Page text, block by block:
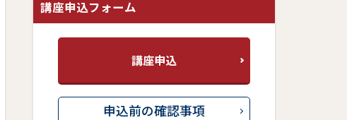
講座申込フォーム
講座申込
申込前の確認事項